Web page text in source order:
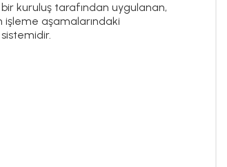
kuruluş tarafından uygulanan,
işleme aşamalarındaki